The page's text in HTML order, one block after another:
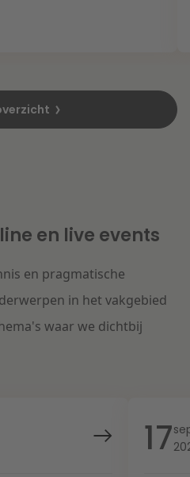
en live events
en pragmatische
in het vakgebied
waar we dichtbij
17